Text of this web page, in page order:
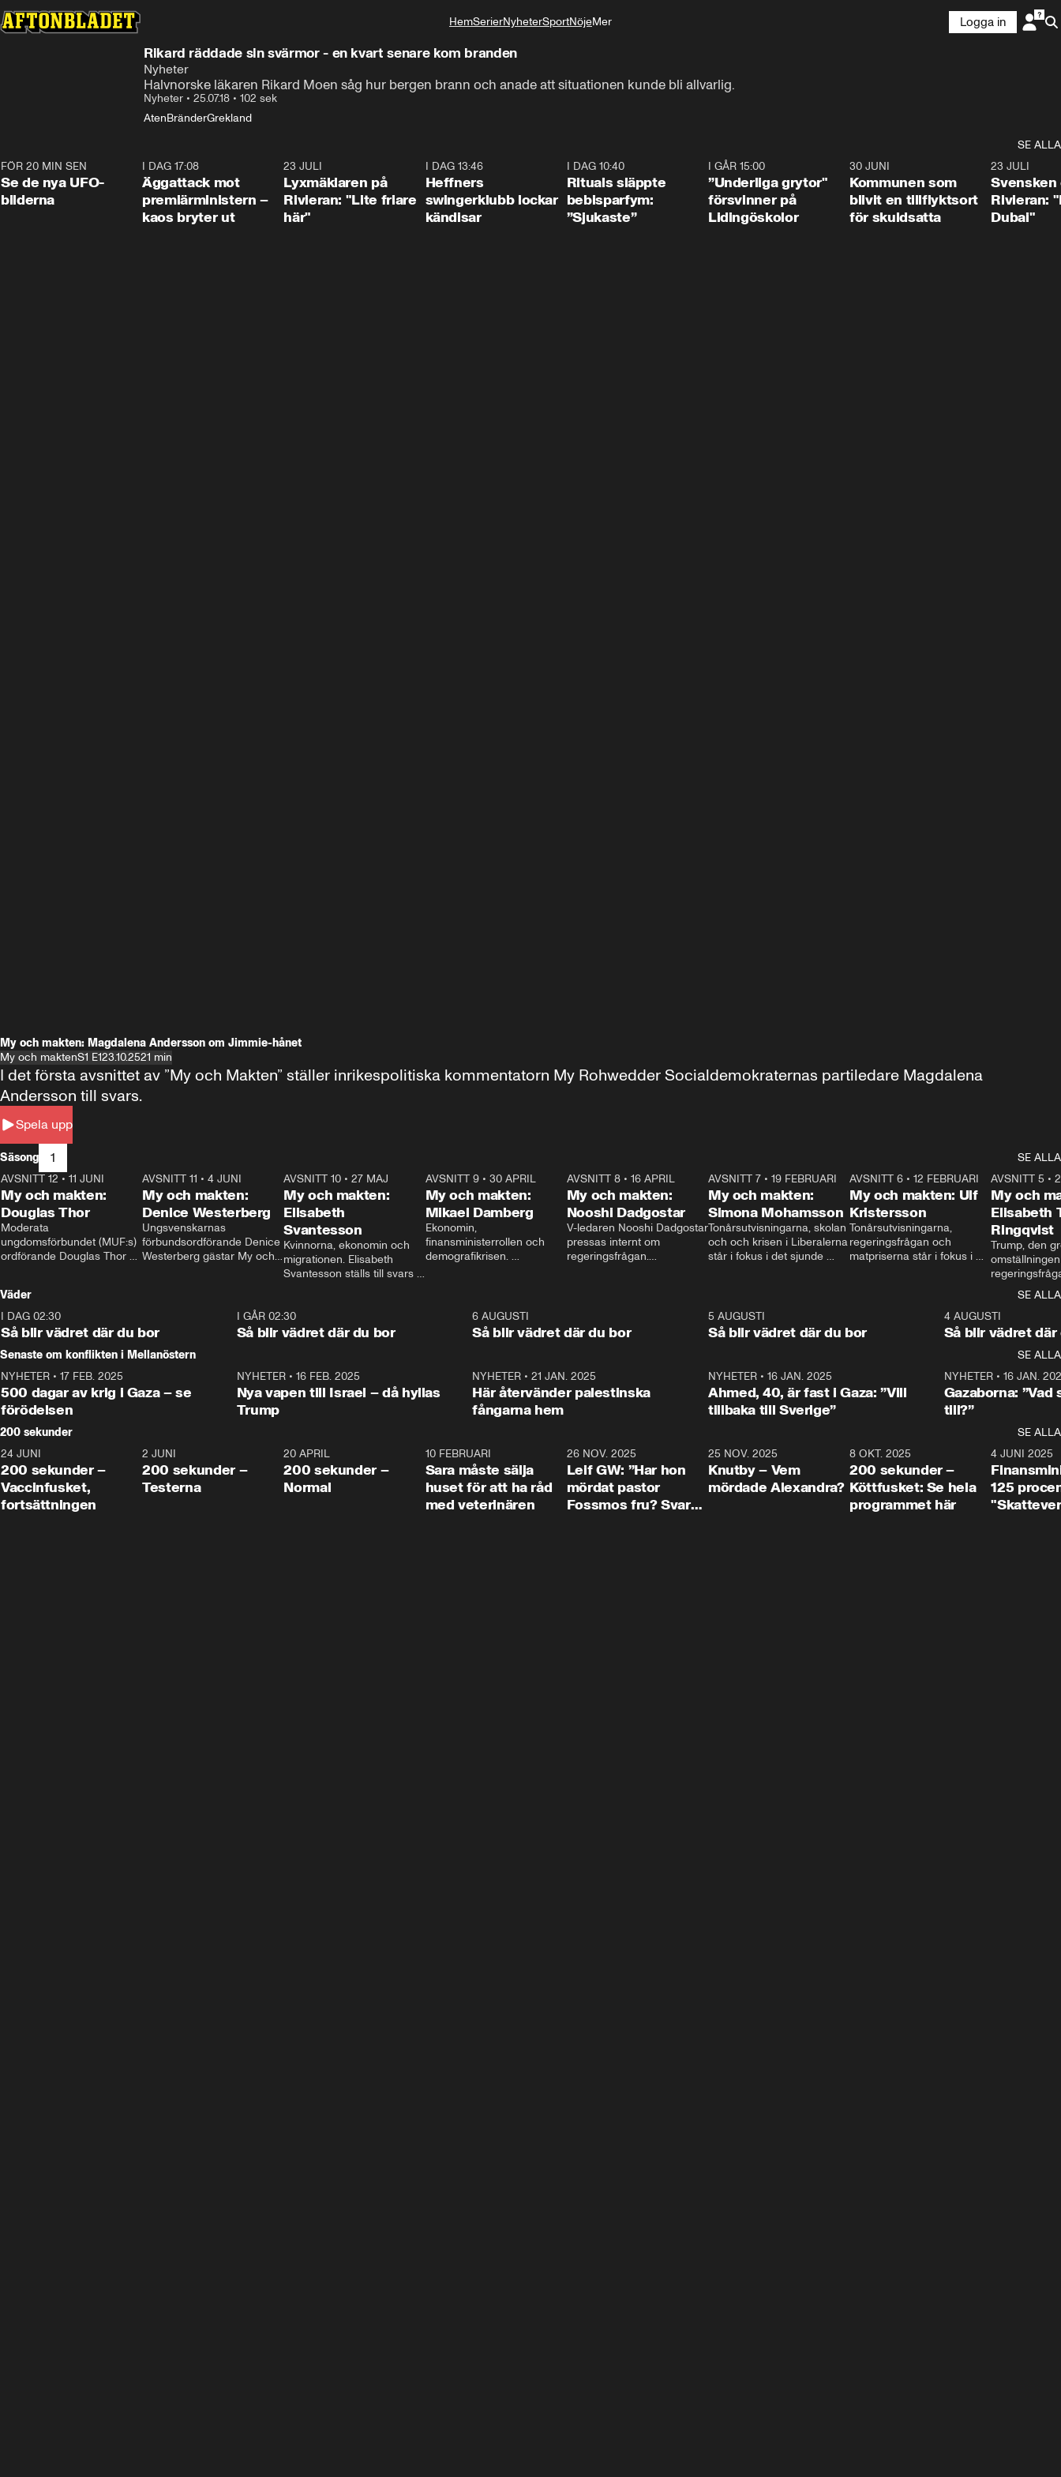
HemSerierNyheterSportNöjeMer
Logga in
Rikard räddade sin svärmor - en kvart senare kom branden
Nyheter
Halvnorske läkaren Rikard Moen såg hur bergen brann och anade att situationen kunde bli allvarlig.
Nyheter • 25.07.18 • 102 sek
AtenBränderGrekland
SE ALLA
FÖR 20 MIN SEN
Se de nya UFO-
bilderna
0:37
I DAG 17:08
Äggattack mot
premiärministern –
kaos bryter ut
23 JULI
Lyxmäklaren på
Rivieran: "Lite friare
här"
I DAG 13:46
Heffners
swingerklubb lockar
kändisar
I DAG 10:40
Rituals släppte
bebisparfym:
”Sjukaste”
1:07
I GÅR 15:00
”Underliga grytor"
försvinner på
Lidingöskolor
1:24
30 JUNI
Kommunen som
blivit en tillflyktsort
för skuldsatta
23 JULI
Svensken
Rivieran:
Dubai"
My och makten: Magdalena Andersson om Jimmie-hånet
My och maktenS1 E123.10.2521 min
Spela upp
I det första avsnittet av ”My och Makten” ställer inrikespolitiska kommentatorn My Rohwedder Socialdemokraternas partiledare Magdalena
Andersson till svars.
Säsong 1
SE ALLA
26:27
AVSNITT 12 • 11 JUNI
My och makten:
Douglas Thor
Moderata
ungdomsförbundet (MUF:s)
ordförande Douglas Thor
tonårsutvisningarna och hur
Moderaterna ska locka
väljare till valet i höst.
23:40
AVSNITT 11 •4 JUNI
My och makten:
Denice Westerberg
Ungsvenskarnas
förbundsordförande Denice
Westerberg gästar My och
AVSNITT 10 •27 MAJ
My och makten:
Elisabeth
Svantesson
Kvinnorna, ekonomin och
migrationen. Elisabeth
Svantesson ställs till svars
AVSNITT 9• 30 APRIL
My och makten:
Mikael Damberg
Ekonomin,
finansministerrollen och
demografikrisen.
och Makten.
AVSNITT 8• 16 APRIL
My och makten:
Nooshi Dadgostar
V-ledaren Nooshi Dadgostar
pressas internt om
regeringsfrågan.
– Vi ställer upp i val. Ska vi
vara med så sitter vi förstås
24:30
AVSNITT 7• 19 FEBRUARI
My och makten:
Simona Mohamsson
Tonårsutvisningarna, skolan
och och krisen i Liberalerna
står i fokus i det sjunde
kommentator My
Rohwedder ställer
utbildnings- och
Mohamsson till svars.
27:30
AVSNITT 6 •12 FEBRUARI
My och makten: Ulf
Kristersson
Tonårsutvisningarna,
regeringsfrågan och
matpriserna står i fokus i
Rohwedder ställer
statsminister Ulf Kristersson
AVSNITT 5 •
My och
Elisabeth
Ringqvist
Trump, den
centrum i
avsnittet av
Makten”. Se
Aftonbladets
Rohwedder
Thand Ring
Väder
SE ALLA
I DAG 02:30
Så blir vädret där du bor
1:06
I GÅR 02:30
Så blir vädret där du bor
6 AUGUSTI
Så blir vädret där du bor
5 AUGUSTI
Så blir vädret där du bor
4 AUGUSTI
Så blir vädret där
Senaste om konflikten i Mellanöstern
SE ALLA
NYHETER • 17 FEB. 2025
500 dagar av krig i Gaza – se
förödelsen
NYHETER• 16 FEB. 2025
Nya vapen till Israel – då hyllas
Trump
NYHETER •21 JAN. 2025
Här återvänder palestinska
fångarna hem
NYHETER• 16 JAN. 2025
Ahmed, 40, är fast i Gaza: ”Vill
tillbaka till Sverige”
NYHETER• 16 JAN.
Gazaborna:
till?”
200 sekunder
SE ALLA
5:00
24 JUNI
200 sekunder –
Vaccinfusket,
fortsättningen
4:23
2 JUNI
200 sekunder –
Testerna
20 APRIL
200 sekunder –
Normal
10 FEBRUARI
Sara måste sälja
huset för att ha råd
med veterinären
26 NOV. 2025
Leif GW: ”Har hon
mördat pastor
Fossmos fru? Svar
31:05
25 NOV. 2025
Knutby – Vem
mördade Alexandra?
4:29
8 OKT. 2025
200 sekunder –
Köttfusket: Se hela
programmet här
4 JUNI 2025
125